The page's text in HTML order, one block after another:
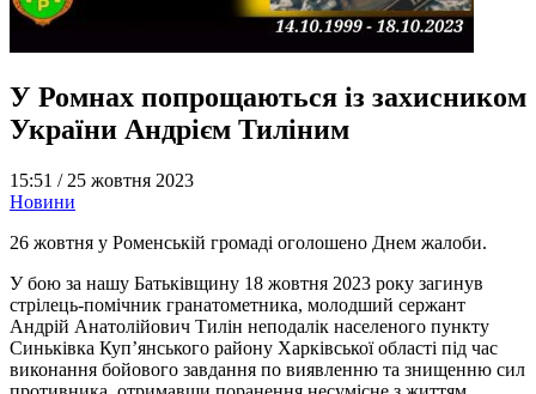
У Ромнах попрощаються із захисником
України Андрієм Тиліним
15:51 / 25 жовтня 2023
Новини
26 жовтня у Роменській громаді оголошено Днем жалоби.
У бою за нашу Батьківщину 18 жовтня 2023 року загинув
стрілець-помічник гранатометника, молодший сержант
Андрій Анатолійович Тилін неподалік населеного пункту
Синьківка Куп’янського району Харківської області під час
виконання бойового завдання по виявленню та знищенню сил